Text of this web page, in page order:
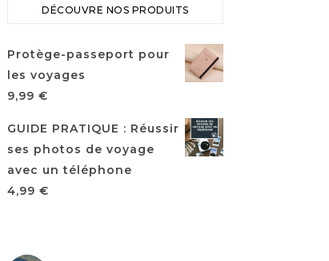
DÉCOUVRE NOS PRODUITS
Protège-passeport pour
les voyages
9,99 €
GUIDE PRATIQUE : Réussir
ses photos de voyage
avec un téléphone
4,99 €